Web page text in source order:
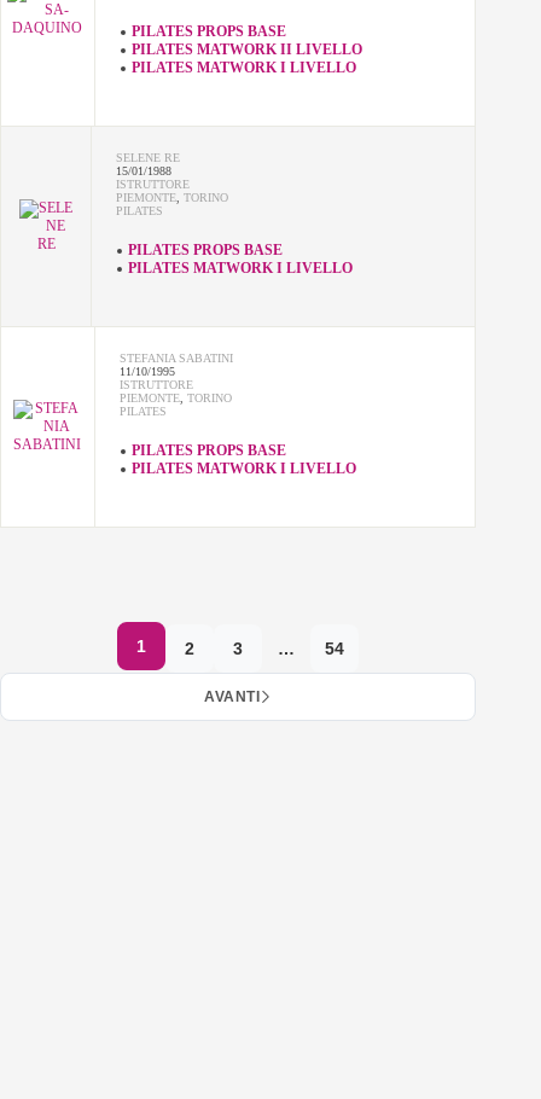
PILATES PROPS BASE
PILATES MATWORK II LIVELLO
PILATES MATWORK I LIVELLO
SELENE RE
15/01/1988
ISTRUTTORE
PIEMONTE TORINO
PILATES
PILATES PROPS BASE
PILATES MATWORK I LIVELLO
STEFANIA SABATINI
11/10/1995
ISTRUTTORE
PIEMONTE, TORINO
PILATES
PILATES PROPS BASE
PILATES MATWORK I LIVELLO
1 2 3 … 54
AVANTI